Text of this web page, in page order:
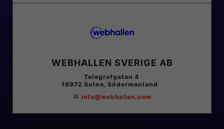
WEBHALLEN SVERIGE AB
Telegrafgatan 4
16972 Solna , Södermanland
email info@webhallen.com